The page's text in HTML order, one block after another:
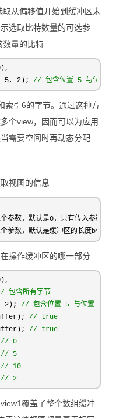
从偏移值开始到缓冲区末
选取比特数量的可选参
数量的比特
),
5, 2); // 包含位置 5 与位置
引6的字节。通过这种方
个view，因而可以为应用
需要空间时再动态分配
视图的信息
数，默认是0，只有传入参数时
参数，默认是缓冲区的长度
操作缓冲区的哪一部分
),
包含所有字节
2); // 包含位置 5 与位置 6 的
// true
// true
// 0
// 5
// 10
// 2
覆盖了整个数组缓冲